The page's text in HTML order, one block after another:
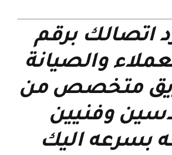
اتصالك برقم
والصيانة
متخصص من
وفنيين
بسرعه اليك